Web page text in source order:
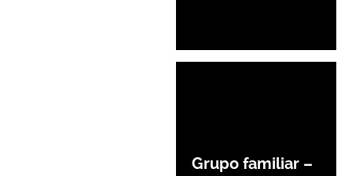
Grupo familiar –